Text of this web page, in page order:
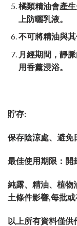
橘類精油會產
上防曬乳液。
不可將精油與其
月經期間，靜
用香薰浸浴。
貯存:
保存陰涼處、避免
最佳使用期限：開
純露、精油、植物
土條件影響,每批或
以上所有資料僅供